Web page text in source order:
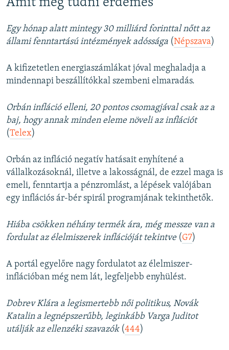
Amit még tudni érdemes
Egy hónap alatt mintegy 30 milliárd forinttal nőtt az
állami fenntartású intézmények adóssága (Népszava)
A kifizetetlen energiaszámlákat jóval meghaladja a
mindennapi beszállítókkal szembeni elmaradás.
Orbán infláció elleni, 20 pontos csomagjával csak az a
baj, hogy annak minden eleme növeli az inflációt
(Telex)
Orbán az infláció negatív hatásait enyhítené a
vállalkozásoknál, illetve a lakosságnál, de ezzel maga is
emeli, fenntartja a pénzromlást, a lépések valójában
egy inflációs ár-bér spirál programjának tekinthetők.
Hiába csökken néhány termék ára, még messze van a
fordulat az élelmiszerek inflációját tekintve(G7)
A portál egyelőre nagy fordulatot az élelmiszer-
inflációban még nem lát, legfeljebb enyhülést.
Dobrev Klára a legismertebb női politikus, Novák
Katalin a legnépszerűbb, leginkább Varga Juditot
utálják az ellenzéki szavazók(444)